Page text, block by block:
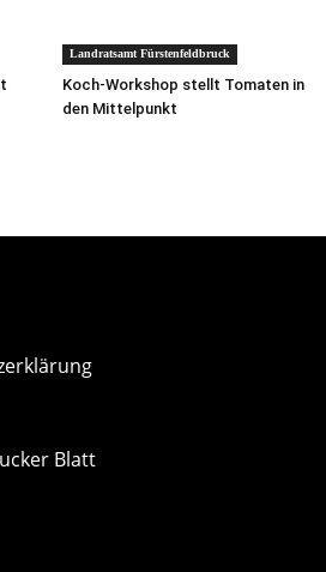
Landratsamt Fürstenfeldbruck
Koch-Workshop stellt Tomaten in
den Mittelpunkt
Blatt